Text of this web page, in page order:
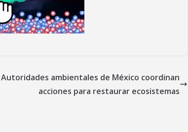
Autoridades ambientales de México coordinan
acciones para restaurar ecosistemas